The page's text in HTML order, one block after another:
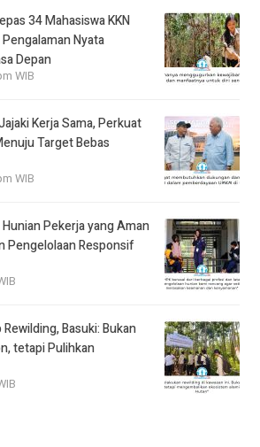
34 Mahasiswa KKN
Nyata
Depan
WIB
Kerja Sama, Perkuat
Target Bebas
WIB
Pekerja yang Aman
Pengelolaan Responsif
Basuki: Bukan
tetapi Pulihkan